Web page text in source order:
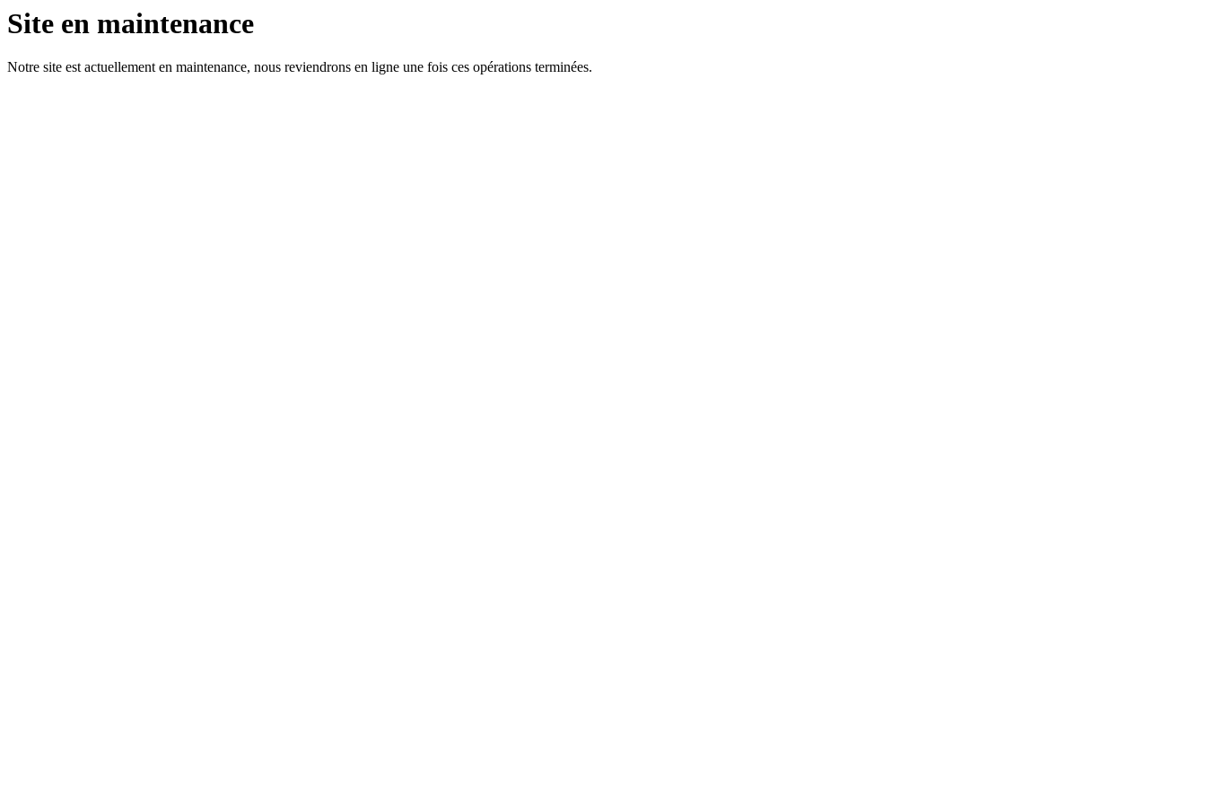
Site en maintenance
Notre site est actuellement en maintenance, nous reviendrons en ligne une fois ces opérations terminées.